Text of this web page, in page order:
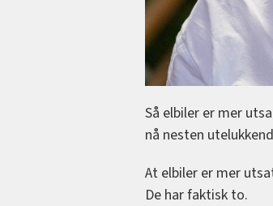
Så elbiler er mer
nå nesten
At elbiler er mer
De har faktisk to.